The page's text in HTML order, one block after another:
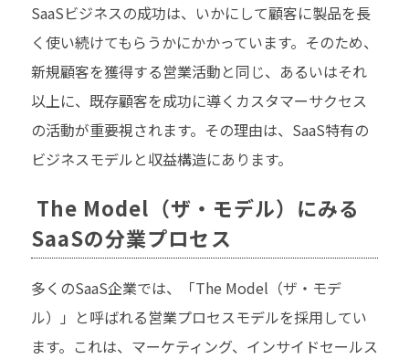
SaaSビジネスの成功は、いかにして顧客に製品を長
く使い続けてもらうかにかかっています。そのため、
新規顧客を獲得する営業活動と同じ、あるいはそれ
以上に、既存顧客を成功に導くカスタマーサクセス
の活動が重要視されます。その理由は、SaaS特有の
ビジネスモデルと収益構造にあります。
The Model（ザ・モデル）にみる
SaaSの分業プロセス
多くのSaaS企業では、「The Model（ザ・モデ
ル）」と呼ばれる営業プロセスモデルを採用してい
ます。これは、マーケティング、インサイドセールス